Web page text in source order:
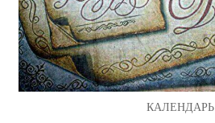
КАЛЕНДАРЬ